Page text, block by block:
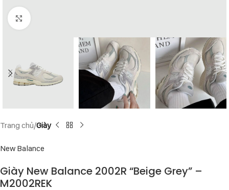
Click to enlarge
Trang chủ Giày
New Balance
Giày New Balance 2002R “Beige Grey” –
M2002REK